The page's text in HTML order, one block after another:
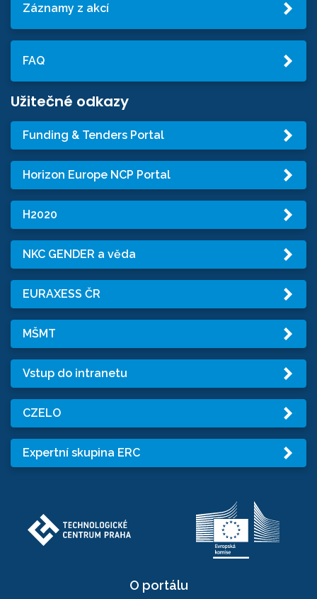
Záznamy z akcí
FAQ
Užitečné odkazy
Funding & Tenders Portal
Horizon Europe NCP Portal
H2020
NKC GENDER a věda
EURAXESS ČR
MŠMT
Vstup do intranetu
CZELO
Expertní skupina ERC
O portálu